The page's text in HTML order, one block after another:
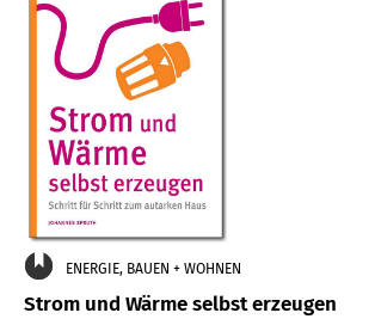
ENERGIE, BAUEN + WOHNEN
Strom und Wärme selbst erzeugen